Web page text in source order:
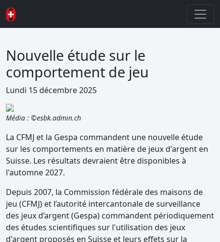
Nouvelle étude sur le
comportement de jeu
Lundi 15 décembre 2025
Média : ©esbk.admin.ch
La CFMJ et la Gespa commandent une nouvelle étude
sur les comportements en matière de jeux d'argent en
Suisse. Les résultats devraient être disponibles à
l'automne 2027.
Depuis 2007, la Commission fédérale des maisons de
jeu (CFMJ) et l’autorité intercantonale de surveillance
des jeux d’argent (Gespa) commandent périodiquement
des études scientifiques sur l'utilisation des jeux
d'argent proposés en Suisse et leurs effets sur la